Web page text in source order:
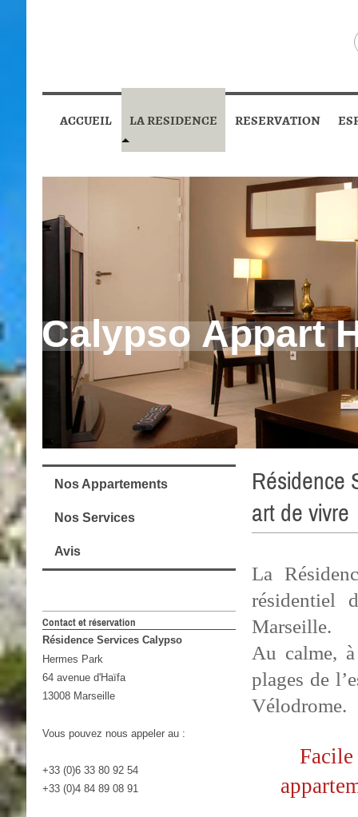
ACCUEIL LA RESIDENCE RESERVATION
Calypso Appart
Résidence
art de vivre
La
résidentiel
Marseille.
Au calme,
plages de
Vélodrome.
Facile
Nos Appartements
Nos Services
Avis
Contact et réservation
Résidence Services Calypso
Hermes Park
64 avenue d'Haïfa
13008 Marseille
Vous pouvez nous appeler au :
+33 (0)6 33 80 92 54
+33 (0)4 84 89 08 91